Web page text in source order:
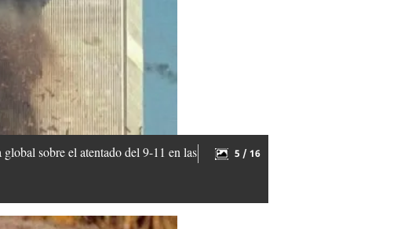
sobre el atentado del 9-11 en las
5 / 16